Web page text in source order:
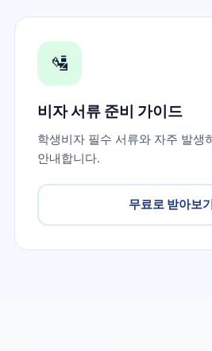
🛂
비자 서류 준비 가이드
학생비자 필수 서류와 자주 발생
안내합니다.
무료로 받아보기